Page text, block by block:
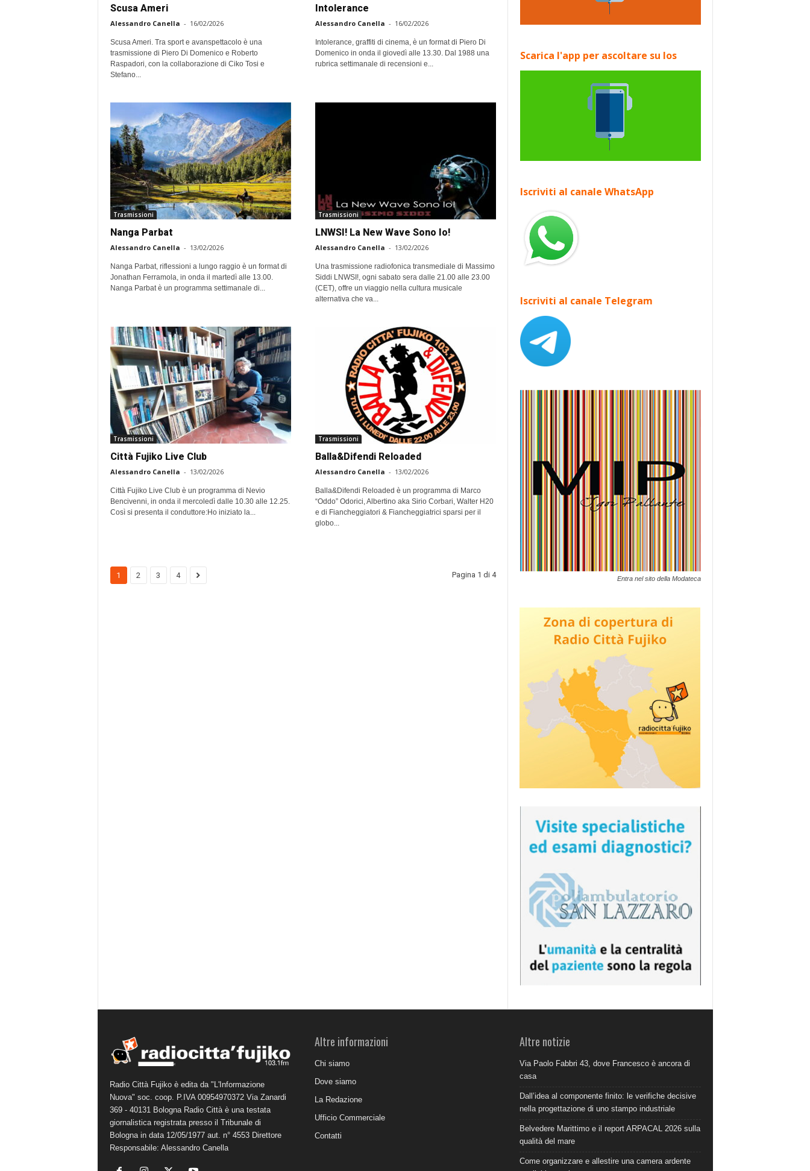
Scusa Ameri
Alessandro Canella - 16/02/2026
Scusa Ameri. Tra sport e avanspettacolo è una
trasmissione di Piero Di Domenico e Roberto
Raspadori, con la collaborazione di Ciko Tosi e
Stefano...
Intolerance
Alessandro Canella - 16/02/2026
Intolerance, graffiti di cinema, è un format di Piero Di
Domenico in onda il giovedì alle 13.30. Dal 1988 una
rubrica settimanale di recensioni e...
Trasmissioni
Nanga Parbat
Alessandro Canella - 13/02/2026
Nanga Parbat, riflessioni a lungo raggio è un format di
Jonathan Ferramola, in onda il martedì alle 13.00.
Nanga Parbat è un programma settimanale di...
Trasmissioni
LNWSI! La New Wave Sono Io!
Alessandro Canella - 13/02/2026
Una trasmissione radiofonica transmediale di Massimo
Siddi LNWSI!, ogni sabato sera dalle 21.00 alle 23.00
(CET), offre un viaggio nella cultura musicale
alternativa che va...
Trasmissioni
Città Fujiko Live Club
Alessandro Canella - 13/02/2026
Città Fujiko Live Club è un programma di Nevio
Bencivenni, in onda il mercoledì dalle 10.30 alle 12.25.
Così si presenta il conduttore:Ho iniziato la...
Trasmissioni
Balla&Difendi Reloaded
Alessandro Canella - 13/02/2026
Balla&Difendi Reloaded è un programma di Marco
“Oddo” Odorici, Albertino aka Sirio Corbari, Walter H20
e di Fiancheggiatori & Fiancheggiatrici sparsi per il
globo...
1 2 3 4 Pagina 1 di 4
Scarica l'app per ascoltare su Ios
Iscriviti al canale WhatsApp
Iscriviti al canale Telegram
Entra nel sito della Modateca
Radio Città Fujiko è edita da "L'Informazione
Nuova" soc. coop. P.IVA 00954970372 Via Zanardi
369 - 40131 Bologna Radio Città è una testata
giornalistica registrata presso il Tribunale di
Bologna in data 12/05/1977 aut. n° 4553 Direttore
Responsabile: Alessandro Canella
Altre informazioni
Chi siamo
Dove siamo
La Redazione
Ufficio Commerciale
Contatti
Altre notizie
Via Paolo Fabbri 43, dove Francesco è ancora di
casa
Dall’idea al componente finito: le verifiche decisive
nella progettazione di uno stampo industriale
Belvedere Marittimo e il report ARPACAL 2026 sulla
qualità del mare
Come organizzare e allestire una camera ardente